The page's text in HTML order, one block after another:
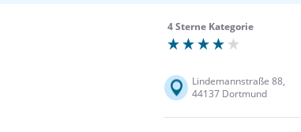
4 Sterne Kategorie
Lindemannstraße 88,
44137 Dortmund